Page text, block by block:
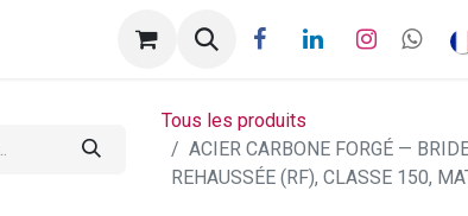
Rendez-vous
Tous les produits
ACIER CARBONE FORGÉ —
REHAUSSÉE (RF), CLASSE 150,